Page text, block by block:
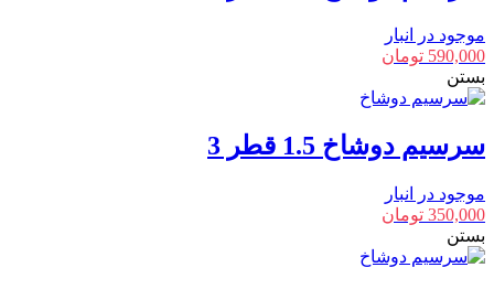
موجود در انبار
590,000 تومان
بستن
سرسیم دوشاخ 1.5 قطر 3
موجود در انبار
350,000 تومان
بستن